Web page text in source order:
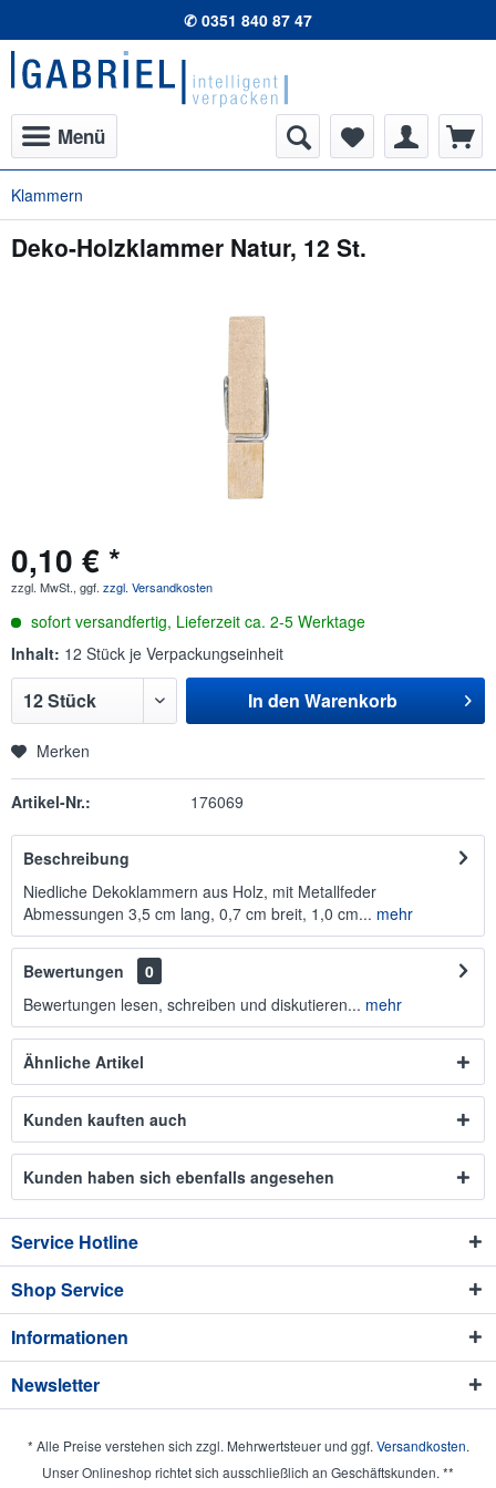
✆ 0351 840 87 47
Menü
Klammern
Deko-Holzklammer Natur, 12 St.
0,10 € *
zzgl. MwSt., ggf. zzgl. Versandkosten
sofort versandfertig, Lieferzeit ca. 2-5 Werktage
Inhalt: 12 Stück je Verpackungseinheit
In den Warenkorb
Merken
Artikel-Nr.: 176069
Beschreibung
Niedliche Dekoklammern aus Holz, mit Metallfeder
Abmessungen 3,5 cm lang, 0,7 cm breit, 1,0 cm... mehr
Bewertungen
0
Bewertungen lesen, schreiben und diskutieren... mehr
Ähnliche Artikel
Kunden kauften auch
Kunden haben sich ebenfalls angesehen
Service Hotline
Shop Service
Informationen
Newsletter
* Alle Preise verstehen sich zzgl. Mehrwertsteuer und ggf. Versandkosten.
Unser Onlineshop richtet sich ausschließlich an Geschäftskunden. **